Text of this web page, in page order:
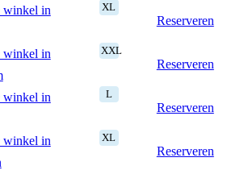
winkel in
XL
Reserveren
winkel in
XXL
Reserveren
winkel in
L
Reserveren
winkel in
XL
Reserveren